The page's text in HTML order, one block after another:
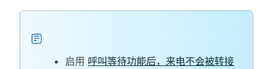
启用 呼叫等待功能后，来电不会被转接